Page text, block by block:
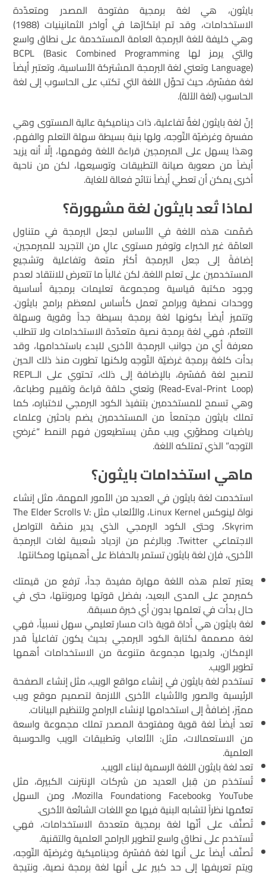
بايثون، هي لغة برمجية مفتوحة المصدر ومتعدّدة
الاستخدامات، وقد تم ابتكارُها في أواخر الثمانينيات (1988)
وهي خليفة للغة البرمجة العامة المستخدمة على نطاق واسع
والتي يرمز لها BCPL (Basic Combined Programming
Language) وتعني لغة البرمجة المشتركة الأساسية، وتعتبر أيضاً
لغة مفسّرة، حيث تحوِّل اللغة التي تكتب على الحاسوب إلى لغة
الحاسوب (لغة الآلة).
إنّ لغة بايثون لغةٌ تفاعلية، ذات ديناميكية عالية المستوى وهي
مفسرة وغرضيّة التّوجه، ولها بنية بسيطة سهلة التعلم والفهم،
وهذا يسهل على المبرمجين قراءة اللغة وفهمها، إلّا أنه يزيد
أيضاً من صعوبة صيانة التطبيقات وتوسيعها، لكن من ناحية
أخرى يمكن أن تعطي أيضاً نتائج فعالة للغاية.
لماذا تُعد بايثون لغة مشهورة؟
صُمّمت هذه اللغة في الأساس لجعل البرمجة في متناول
العامّة غير الخبراء وتوفير مستوى عالٍ من التجريد للمبرمجين،
إضافةً إلى جعل البرمجة أكثر متعة وتفاعلية وتشجيع
المستخدمين على تعلم اللغة. لكن غالباً ما تتعرض للانتقاد لعدم
وجود مكتبة قياسية ومجموعة تعليمات برمجية أساسية
ووحدات نمطية وبرامج تعمل كأساس لمعظم برامج بايثون.
وتتميز أيضاً بكونها لغة برمجة بسيطة جداً وقوية وسهلة
التعلُّم، فهي لغة برمجة نصية متعدّدة الاستخدامات ولا تتطلب
معرفة أي من جوانب البرمجة الأخرى للبدء باستخدامها، وقد
بدأت كلغة برمجة غرضيّة التّوجه ولكنها تطورت منذ ذلك الحين
لتصبح لغة مُفسّرة، بالإضافة إلى ذلك، تحتوي على الـREPL
(Read-Eval-Print Loop) وتعني حلقة قراءة وتقييم وطباعة،
وهي تسمح للمستخدمين بتنفيذ الكود البرمجي لاختباره، كما
تملك بايثون مجتمعاً من المستخدمين يضم باحثين وعلماء
رياضيات ومطوّري ويب ممّن يستطيعون فهم النمط “غرضيّ
التوجه” الذي تمتلكه اللغة.
ماهي استخدامات بايثون؟
استخدمت لغة بايثون في العديد من الأمور المهمة، مثل إنشاء
نواة لينوكس Linux Kernel، والألعاب مثل The Elder Scrolls V:
Skyrim، وحتى الكود البرمجي الذي يدير منصّة التواصل
الاجتماعي Twitter. وبالرغم من ازدياد شعبية لغات البرمجة
الأخرى، فإن لغة بايثون تستمر بالحفاظ على أهميتها ومكانتها.
يعتبر تعلم هذه اللغة مهارة مفيدة جداً، ترفع من قيمتك
كمبرمج على المدى البعيد، بفضل قوتها ومرونتها، حتى في
حال بدأت في تعلمها بدون أي خبرة مسبقة.
لغة بايثون هي أداة قوية ذات مسار تعليمي سهل نسبياً، فهي
لغة مصممة لكتابة الكود البرمجي بحيث يكون تفاعلياً قدر
الإمكان، ولديها مجموعة متنوعة من الاستخدامات أهمها
تطوير الويب.
تستخدم لغة بايثون في إنشاء مواقع الويب، مثل إنشاء الصفحة
الرئيسية والصور والأشياء الأخرى اللازمة لتصميم موقع ويب
مميّز، إضافةً إلى استخدامها لإنشاء البرامج ولتنظيم البيانات.
تعد أيضاً لغة قوية ومفتوحة المصدر تملك مجموعة واسعة
من الاستعمالات، مثل: الألعاب وتطبيقات الويب والحوسبة
العلمية.
تعد لغة بايثون اللغة الرسمية لبناء الويب.
تُستخدَم من قِبل العديد من شركات الإنترنت الكبيرة، مثل
YouTube وFacebook وMozilla Foundation، ومن السهل
تعلُّمها نظراً لتشابه البنية فيها مع اللغات الشائعة الأخرى.
تُصنَّف على أنّها لغة برمجية متعددة الاستخدامات، فهي
تُستخدم على نطاق واسع لتطوير البرامج العلمية والتقنية.
تُصنَّف أيضاً على أنها لغة مُفسّرة وديناميكية وغرضيّة التّوجه،
ويتم تعريفها إلى حد كبير على أنها لغة برمجة نصية، ونتيجة